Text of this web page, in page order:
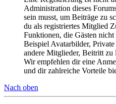
Administration dieses
sein musst, um Beiträge zu
du als registriertes Mitglied
Funktionen, die Gästen
Beispiel Avatarbilder,
andere Mitglieder, Beitritt zu
Wir empfehlen dir eine
und dir zahlreiche Vorteile
Nach oben